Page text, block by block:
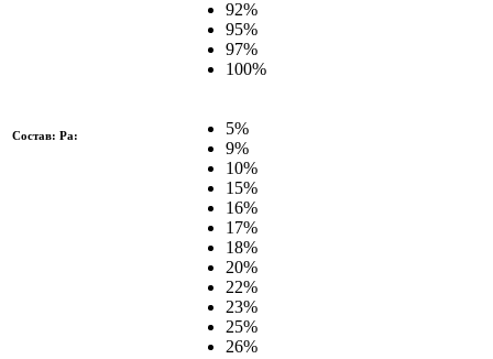
92%
95%
97%
100%
Состав: Pa:
5%
9%
10%
15%
16%
17%
18%
20%
22%
23%
25%
26%